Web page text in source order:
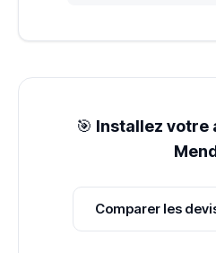
🎯 Installez votre
Comparer les